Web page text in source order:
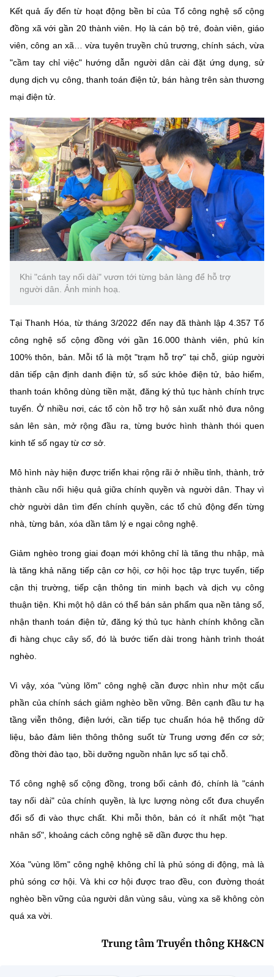
Kết quả ấy đến từ hoạt động bền bỉ của Tổ công nghệ số cộng
đồng xã với gần 20 thành viên. Họ là cán bộ trẻ, đoàn viên, giáo
viên, công an xã… vừa tuyên truyền chủ trương, chính sách, vừa
"cầm tay chỉ việc" hướng dẫn người dân cài đặt ứng dụng, sử
dụng dịch vụ công, thanh toán điện tử, bán hàng trên sàn thương
mại điện tử.
Khi "cánh tay nối dài" vươn tới từng bản làng để hỗ trợ
người dân. Ảnh minh hoạ.
Tại Thanh Hóa, từ tháng 3/2022 đến nay đã thành lập 4.357 Tổ
công nghệ số cộng đồng với gần 16.000 thành viên, phủ kín
100% thôn, bản. Mỗi tổ là một "trạm hỗ trợ" tại chỗ, giúp người
dân tiếp cận định danh điện tử, sổ sức khỏe điện tử, bảo hiểm,
thanh toán không dùng tiền mặt, đăng ký thủ tục hành chính trực
tuyến. Ở nhiều nơi, các tổ còn hỗ trợ hộ sản xuất nhỏ đưa nông
sản lên sàn, mở rộng đầu ra, từng bước hình thành thói quen
kinh tế số ngay từ cơ sở.
Mô hình này hiện được triển khai rộng rãi ở nhiều tỉnh, thành, trở
thành cầu nối hiệu quả giữa chính quyền và người dân. Thay vì
chờ người dân tìm đến chính quyền, các tổ chủ động đến từng
nhà, từng bản, xóa dần tâm lý e ngại công nghệ.
Giảm nghèo trong giai đoạn mới không chỉ là tăng thu nhập, mà
là tăng khả năng tiếp cận cơ hội, cơ hội học tập trực tuyến, tiếp
cận thị trường, tiếp cận thông tin minh bạch và dịch vụ công
thuận tiện. Khi một hộ dân có thể bán sản phẩm qua nền tảng số,
nhận thanh toán điện tử, đăng ký thủ tục hành chính không cần
đi hàng chục cây số, đó là bước tiến dài trong hành trình thoát
nghèo.
Vì vậy, xóa "vùng lõm" công nghệ cần được nhìn như một cấu
phần của chính sách giảm nghèo bền vững. Bên cạnh đầu tư hạ
tầng viễn thông, điện lưới, cần tiếp tục chuẩn hóa hệ thống dữ
liệu, bảo đảm liên thông thông suốt từ Trung ương đến cơ sở;
đồng thời đào tạo, bồi dưỡng nguồn nhân lực số tại chỗ.
Tổ công nghệ số cộng đồng, trong bối cảnh đó, chính là "cánh
tay nối dài" của chính quyền, là lực lượng nòng cốt đưa chuyển
đổi số đi vào thực chất. Khi mỗi thôn, bản có ít nhất một "hạt
nhân số", khoảng cách công nghệ sẽ dần được thu hẹp.
Xóa "vùng lõm" công nghệ không chỉ là phủ sóng di động, mà là
phủ sóng cơ hội. Và khi cơ hội được trao đều, con đường thoát
nghèo bền vững của người dân vùng sâu, vùng xa sẽ không còn
quá xa vời.
Trung tâm Truyền thông KH&CN